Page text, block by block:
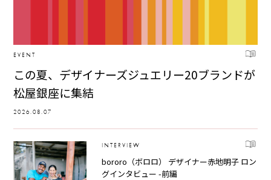
EVENT
この夏、デザイナーズジュエリー20ブランドが
松屋銀座に集結
2026.08.07
INTERVIEW
bororo（ボロロ） デザイナー赤地明子 ロン
グインタビュー -前編